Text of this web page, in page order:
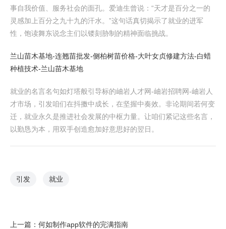
事自我价值、服务社会的面孔。爱迪生曾说：“天才是百分之一的
灵感加上百分之九十九的汗水。”这句话真切揭示了就业的进军
性，饱读舞东说念主们以镂刻胁制的精神面临挑战。
兰山苗木基地-连翘苗批发-侧柏树苗价格-大叶女贞修建方法-白蜡
种植技术-兰山苗木基地
就业的名言名句如灯塔般引导标的岫岩人才网-岫岩招聘网-岫岩人
才市场，引发咱们在抖擞中成长，在坚握中奏效。非论期间若何变
迁，就业永久是推进社会发展的中枢力量。让咱们紧记这些名言，
以勤恳为本，用双手创造愈加好意思好的翌日。
引发 就业
上一篇： 何如制作app软件的完满指南